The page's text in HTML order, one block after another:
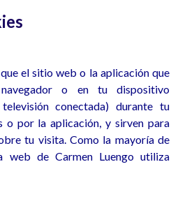
el sitio web o la aplicación que
o en tu dispositivo
conectada) durante tu
o por la aplicación, y sirven para
tu visita. Como la mayoría de
web de Carmen Luengo utiliza